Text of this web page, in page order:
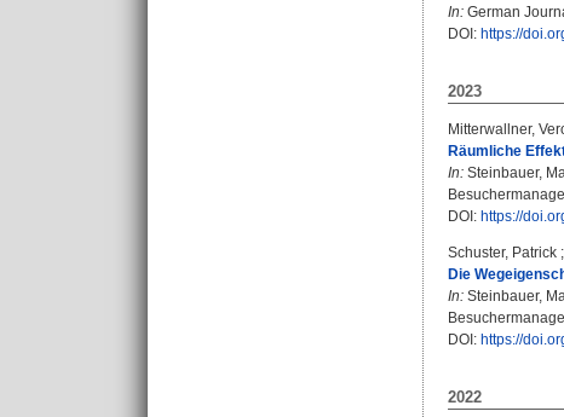
In: German
DOI: https://
2023
Mitterwallner,
Räumliche
In: Steinbauer,
DOI: https://
Schuster, Patrick ;
Die
In: Steinbauer,
DOI: https://
2022